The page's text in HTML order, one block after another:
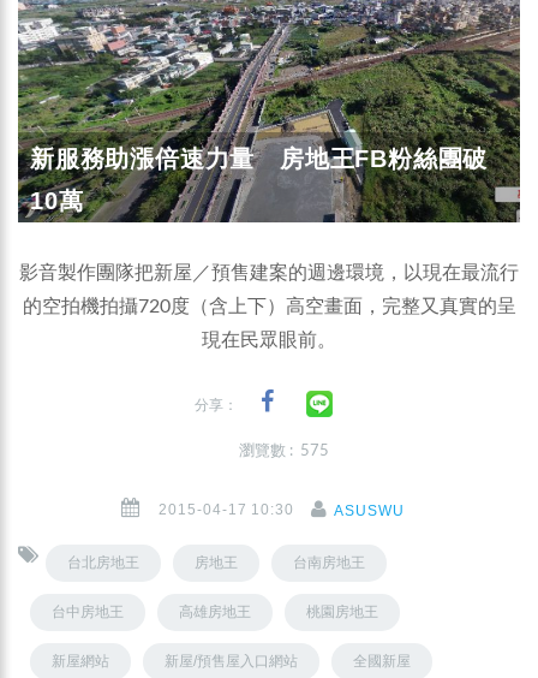
新服務助漲倍速力量 房地王FB粉絲團破
10萬
影音製作團隊把新屋／預售建案的週邊環境，以現在最流行
的空拍機拍攝720度（含上下）高空畫面，完整又真實的呈
現在民眾眼前。
分享：
瀏覽數 : 575
2015-04-17 10:30 ASUSWU
台北房地王 房地王 台南房地王
台中房地王 高雄房地王 桃園房地王
新屋網站 新屋/預售屋入口網站 全國新屋